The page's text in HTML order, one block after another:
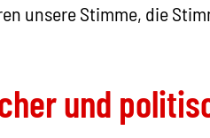
unsere Stimme, die
und